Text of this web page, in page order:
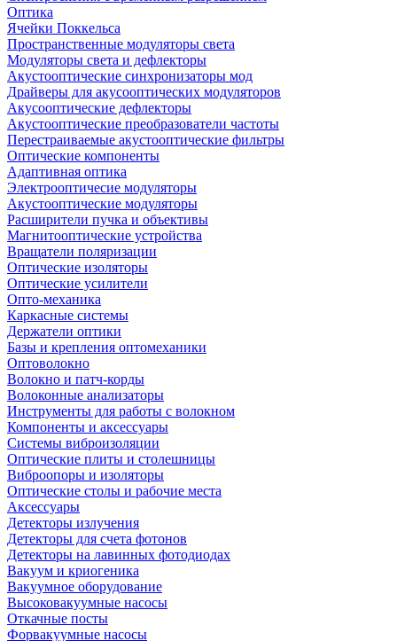
Оптика
Ячейки Поккельса
Пространственные модуляторы света
Модуляторы света и дефлекторы
Акустооптические синхронизаторы мод
Драйверы для акусооптических модуляторов
Акусооптические дефлекторы
Акустооптические преобразователи частоты
Перестраиваемые акустооптические фильтры
Оптические компоненты
Адаптивная оптика
Электрооптичесие модуляторы
Акустооптические модуляторы
Расширители пучка и объективы
Магнитооптические устройства
Вращатели поляризации
Оптические изоляторы
Оптические усилители
Опто-механика
Каркасные системы
Держатели оптики
Базы и крепления оптомеханики
Оптоволокно
Волокно и патч-корды
Волоконные анализаторы
Инструменты для работы с волокном
Компоненты и аксессуары
Системы виброизоляции
Оптические плиты и столешницы
Виброопоры и изоляторы
Оптические столы и рабочие места
Аксессуары
Детекторы излучения
Детекторы для счета фотонов
Детекторы на лавинных фотодиодах
Вакуум и криогеника
Вакуумное оборудование
Высоковакуумные насосы
Откачные посты
Форвакуумные насосы